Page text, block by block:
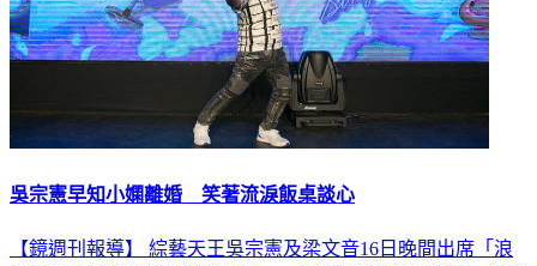
吳宗憲早知小嫻離婚 笑著流淚飯桌談心
【鏡週刊報導】 綜藝天王吳宗憲及梁文音16日晚間出席「浪